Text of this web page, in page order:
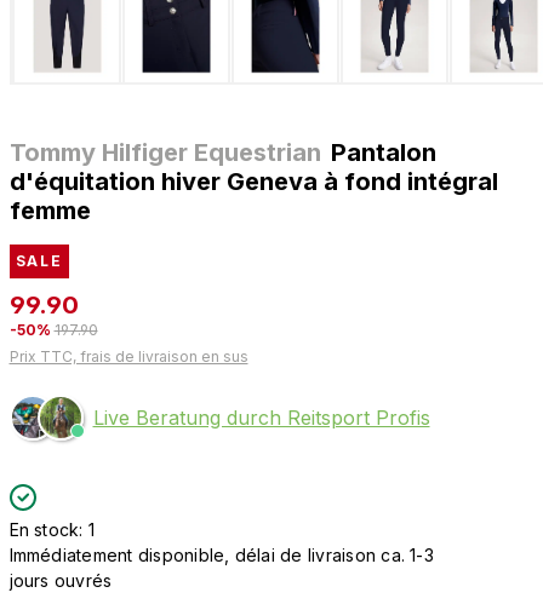
Tommy Hilfiger Equestrian Pantalon
d'équitation hiver Geneva à fond intégral
femme
SALE
99.90
-50% 197.90
Prix TTC, frais de livraison en sus
Live Beratung durch Reitsport Profis
En stock: 1
Immédiatement disponible, délai de livraison ca. 1-3
jours ouvrés